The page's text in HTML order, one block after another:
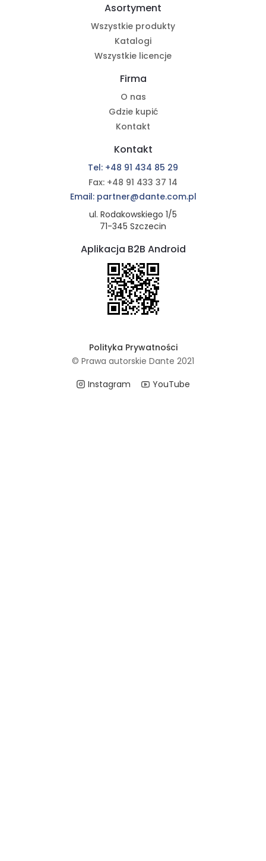
Asortyment
Wszystkie produkty
Katalogi
Wszystkie licencje
Firma
O nas
Gdzie kupić
Kontakt
Kontakt
Tel: +48 91 434 85 29
Fax: +48 91 433 37 14
Email: partner@dante.com.pl
ul. Rodakowskiego 1/5
71-345 Szczecin
Aplikacja B2B Android
Polityka Prywatności
© Prawa autorskie Dante 2021
Instagram
YouTube